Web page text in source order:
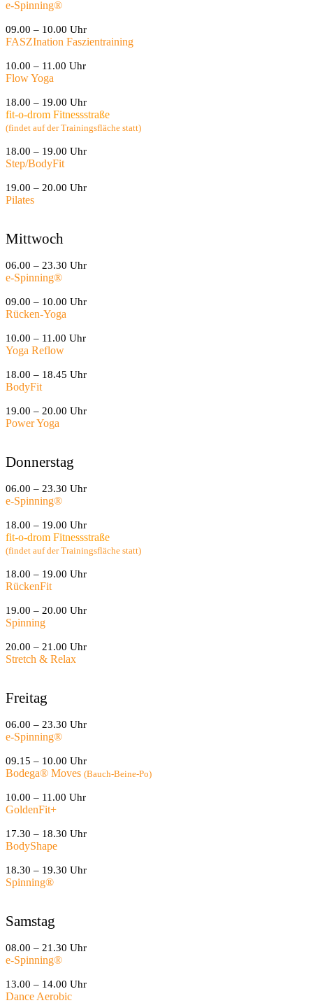
e-Spinning®
09.00 – 10.00 Uhr
FASZInation Faszientraining
10.00 – 11.00 Uhr
Flow Yoga
18.00 – 19.00 Uhr
fit-o-drom Fitnessstraße
(findet auf der Trainingsfläche statt)
18.00 – 19.00 Uhr
Step/BodyFit
19.00 – 20.00 Uhr
Pilates
Mittwoch
06.00 – 23.30 Uhr
e-Spinning®
09.00 – 10.00 Uhr
Rücken-Yoga
10.00 – 11.00 Uhr
Yoga Reflow
18.00 – 18.45 Uhr
BodyFit
19.00 – 20.00 Uhr
Power Yoga
Donnerstag
06.00 – 23.30 Uhr
e-Spinning®
18.00 – 19.00 Uhr
fit-o-drom Fitnessstraße
(findet auf der Trainingsfläche statt)
18.00 – 19.00 Uhr
RückenFit
19.00 – 20.00 Uhr
Spinning
20.00 – 21.00 Uhr
Stretch & Relax
Freitag
06.00 – 23.30 Uhr
e-Spinning®
09.15 – 10.00 Uhr
Bodega® Moves (Bauch-Beine-Po)
10.00 – 11.00 Uhr
GoldenFit+
17.30 – 18.30 Uhr
BodyShape
18.30 – 19.30 Uhr
Spinning®
Samstag
08.00 – 21.30 Uhr
e-Spinning®
13.00 – 14.00 Uhr
Dance Aerobic